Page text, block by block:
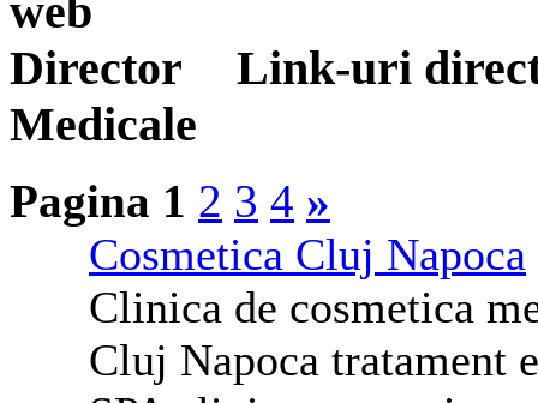
Link-uri
Medicale
Pagina 1 2 3 4 »
Cosmetica Cluj Napoca
Clinica de cosmetica
Cluj Napoca tratament